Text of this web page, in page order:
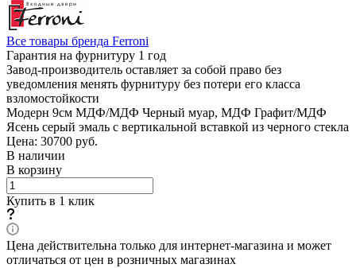
Все товары бренда Ferroni
Гарантия на фурнитуру 1 год
Завод-производитель оставляет за собой право без
уведомления менять фурнитуру без потери его класса
взломостойкости
Модерн 9см МДФ/МДФ Черный муар, МДФ Графит/МДФ
Ясень серый эмаль с вертикальной вставкой из черного стекла
Цена: 30700 руб.
В наличии
В корзину
Купить в 1 клик
Цена действительна только для интернет-магазина и может
отличаться от цен в розничных магазинах